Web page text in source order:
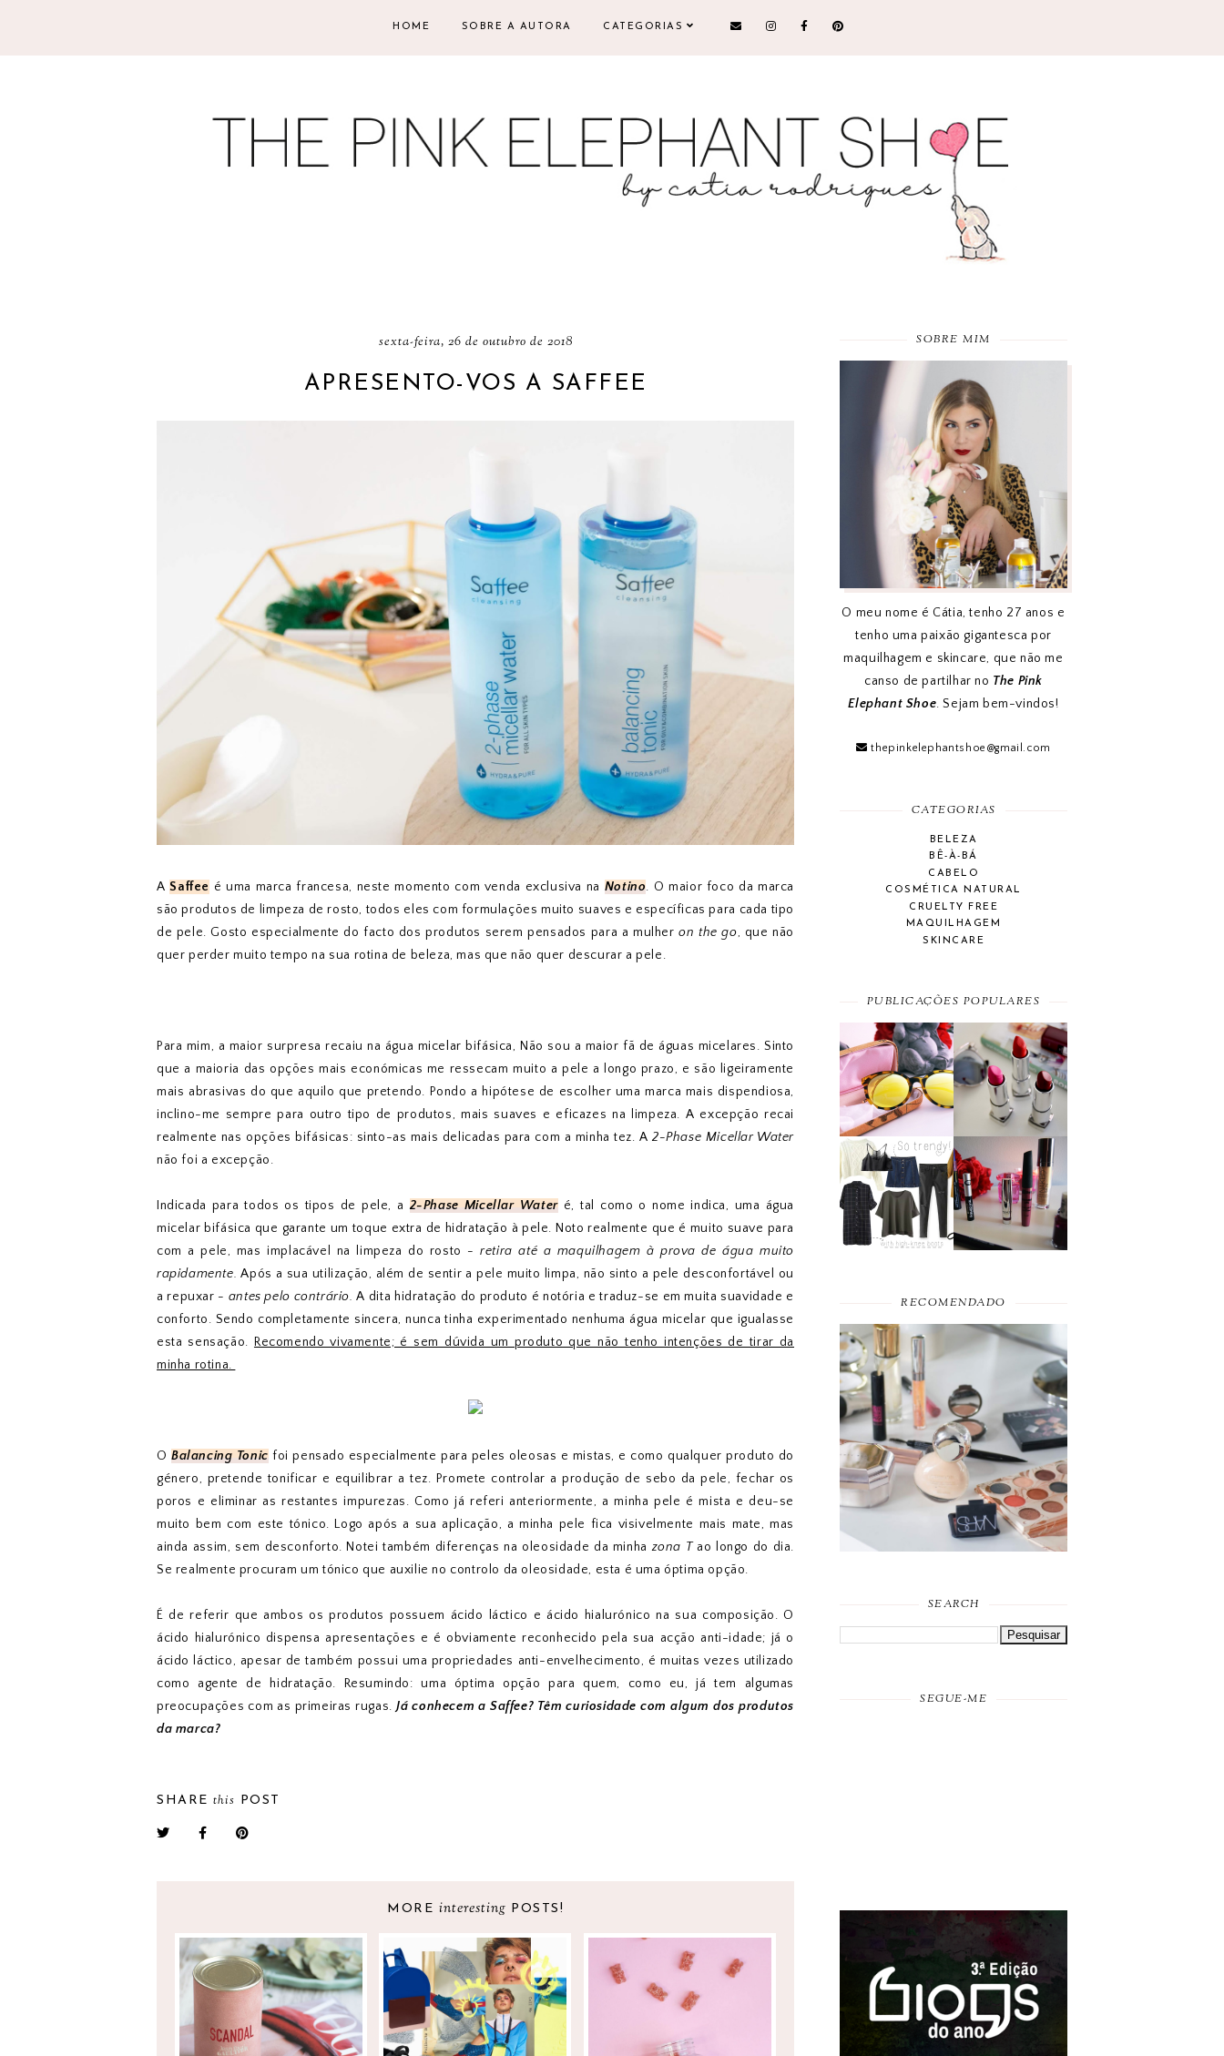
HOME SOBRE A AUTORA CATEGORIAS
sexta-feira, 26 de outubro de 2018
APRESENTO-VOS A SAFFEE
A Saffee é uma marca francesa, neste momento com venda exclusiva na Notino. O maior foco da marca
são produtos de limpeza de rosto, todos eles com formulações muito suaves e específicas para cada tipo
de pele. Gosto especialmente do facto dos produtos serem pensados para a mulheron the go, que não
quer perder muito tempo na sua rotina de beleza, mas que não quer descurar a pele.
Para mim, a maior surpresa recaiu na água micelar bifásica, Não sou a maior fã de águas micelares. Sinto
que a maioria das opções mais económicas me ressecam muito a pele a longo prazo, e são ligeiramente
mais abrasivas do que aquilo que pretendo. Pondo a hipótese de escolher uma marca mais dispendiosa,
inclino-me sempre para outro tipo de produtos, mais suaves e eficazes na limpeza. A excepção recai
realmente nas opções bifásicas: sinto-as mais delicadas para com a minha tez. A2-Phase Micellar Water
não foi a excepção.
Indicada para todos os tipos de pele, a 2-Phase Micellar Wateré, tal como o nome indica, uma água
micelar bifásica que garante um toque extra de hidratação à pele. Noto realmente que é muito suave para
com a pele, mas implacável na limpeza do rosto - retira até a maquilhagem à prova de água muito
rapidamente.Após a sua utilização, além de sentir a pele muito limpa, não sinto a pele desconfortável ou
a repuxar - antes pelo contrário. A dita hidratação do produto é notória e traduz-se em muita suavidade e
conforto. Sendo completamente sincera, nunca tinha experimentado nenhuma água micelar que igualasse
esta sensação. Recomendo vivamente; é sem dúvida um produto que não tenho intenções de tirar da
minha rotina.
O Balancing Tonic foi pensado especialmente para peles oleosas e mistas, e como qualquer produto do
género, pretende tonificar e equilibrar a tez. Promete controlar a produção de sebo da pele, fechar os
poros e eliminar as restantes impurezas. Como já referi anteriormente, a minha pele é mista e deu-se
muito bem com este tónico. Logo após a sua aplicação, a minha pele fica visivelmente mais mate, mas
ainda assim, sem desconforto. Notei também diferenças na oleosidade da minhazona Tao longo do dia.
Se realmente procuram um tónico que auxilie no controlo da oleosidade, esta é uma óptima opção.
É de referir que ambos os produtos possuem ácido láctico e ácido hialurónico na sua composição. O
ácido hialurónico dispensa apresentações e é obviamente reconhecido pela sua acção anti-idade; já o
ácido láctico, apesar de também possui uma propriedades anti-envelhecimento, é muitas vezes utilizado
como agente de hidratação. Resumindo: uma óptima opção para quem, como eu, já tem algumas
preocupações com as primeiras rugas.Já conhecem a Saffee? Têm curiosidade com algum dos produtos
da marca?
SHARE this POST
MORE interesting POSTS!
SCANDAL JEAN PAUL
GAULTIER
5 MOTIVOS PARA
VOLTAR A USAR
MELISSAS
TUMMYTOX!
SOBRE MIM
O meu nome é Cátia, tenho 27 anos e
tenho uma paixão gigantesca por
maquilhagem e skincare, que não me
canso de partilhar no The Pink
Elephant Shoe. Sejam bem-vindos!
thepinkelephantshoe@gmail.com
CATEGORIAS
BELEZA
BÊ-À-BÁ
CABELO
COSMÉTICA NATURAL
CRUELTY FREE
MAQUILHAGEM
SKINCARE
PUBLICAÇÕES POPULARES
SUMMER
ESSENTIAL
A MAYBELLINE
AFFAIR
MOST WANTED
#SEPTEMBER
BEAUTY
FAVORITES
RECOMENDADO
FAVORITOS DE
MAQUILHAGEM 2019
SEARCH
SEGUE-ME